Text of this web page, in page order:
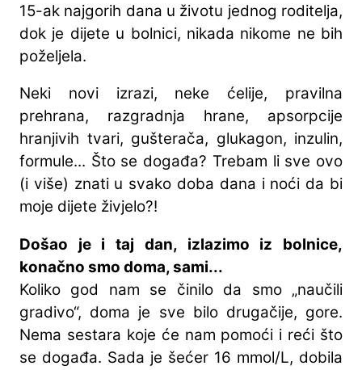
15-ak najgorih dana u životu jednog roditelja,
dok je dijete u bolnici, nikada nikome ne bih
poželjela.
Neki novi izrazi, neke ćelije, pravilna
prehrana, razgradnja hrane, apsorpcije
hranjivih tvari, gušterača, glukagon, inzulin,
formule... Što se događa? Trebam li sve ovo
(i više) znati u svako doba dana i noći da bi
moje dijete živjelo?!
Došao je i taj dan, izlazimo iz bolnice,
konačno smo doma, sami...
Koliko god nam se činilo da smo „naučili
gradivo“, doma je sve bilo drugačije, gore.
Nema sestara koje će nam pomoći i reći što
se događa. Sada je šećer 16 mmol/L, dobila